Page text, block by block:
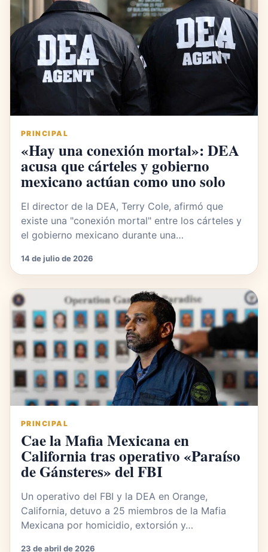
PRINCIPAL
«Hay una conexión mortal»: DEA
acusa que cárteles y gobierno
mexicano actúan como uno solo
El director de la DEA, Terry Cole, afirmó que
existe una "conexión mortal" entre los cárteles y
el gobierno mexicano durante una…
14 de julio de 2026
PRINCIPAL
Cae la Mafia Mexicana en
California tras operativo «Paraíso
de Gánsteres» del FBI
Un operativo del FBI y la DEA en Orange,
California, detuvo a 25 miembros de la Mafia
Mexicana por homicidio, extorsión y…
23 de abril de 2026